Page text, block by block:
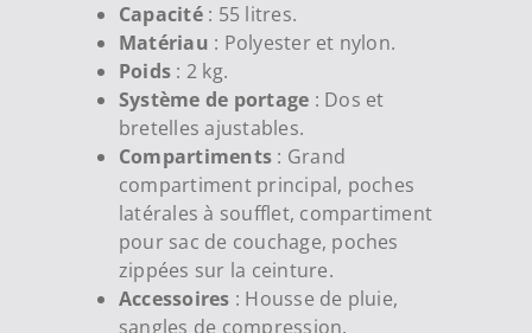
Capacité: 55 litres.
Matériau : Polyester et nylon.
Poids : 2 kg.
Système de portage : Dos et
bretelles ajustables.
Compartiments : Grand
compartiment principal, poches
latérales à soufflet, compartiment
pour sac de couchage, poches
zippées sur la ceinture.
Accessoires : Housse de pluie,
sangles de compression.